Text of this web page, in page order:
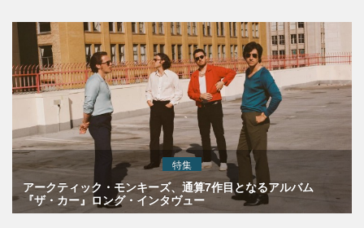
特集
アークティック・モンキーズ、通算7作目となるアルバム
『ザ・カー』ロング・インタヴュー